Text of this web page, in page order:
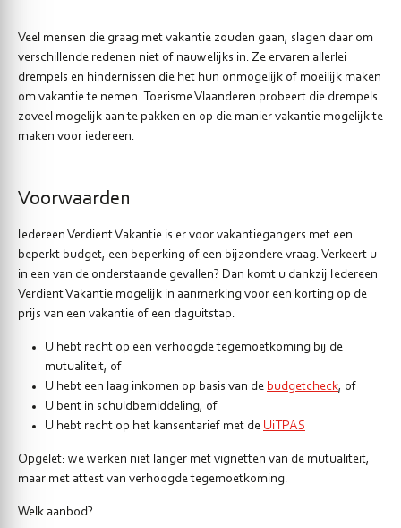
Veel mensen die graag met vakantie zouden gaan, slagen daar om
verschillende redenen niet of nauwelijks in. Ze ervaren allerlei
drempels en hindernissen die het hun onmogelijk of moeilijk maken
om vakantie te nemen. Toerisme Vlaanderen probeert die drempels
zoveel mogelijk aan te pakken en op die manier vakantie mogelijk te
maken voor iedereen.
Voorwaarden
Iedereen Verdient Vakantie is er voor vakantiegangers met een
beperkt budget, een beperking of een bijzondere vraag. Verkeert u
in een van de onderstaande gevallen? Dan komt u dankzij Iedereen
Verdient Vakantie mogelijk in aanmerking voor een korting op de
prijs van een vakantie of een daguitstap.
U hebt recht op een verhoogde tegemoetkoming bij de
mutualiteit, of
U hebt een laag inkomen op basis van de budgetcheck, of
U bent in schuldbemiddeling, of
U hebt recht op het kansentarief met de UiTPAS
Opgelet: we werken niet langer met vignetten van de mutualiteit,
maar met attest van verhoogde tegemoetkoming.
Welk aanbod?